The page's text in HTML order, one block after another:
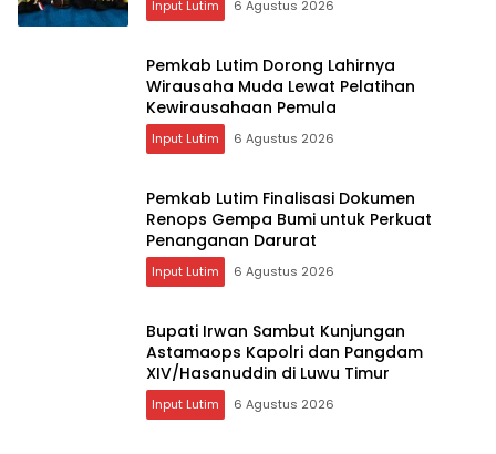
Input Lutim 6 Agustus 2026
Pemkab Lutim Dorong Lahirnya
Wirausaha Muda Lewat Pelatihan
Kewirausahaan Pemula
Input Lutim 6 Agustus 2026
Pemkab Lutim Finalisasi Dokumen
Renops Gempa Bumi untuk Perkuat
Penanganan Darurat
Input Lutim 6 Agustus 2026
Bupati Irwan Sambut Kunjungan
Astamaops Kapolri dan Pangdam
XIV/Hasanuddin di Luwu Timur
Input Lutim 6 Agustus 2026